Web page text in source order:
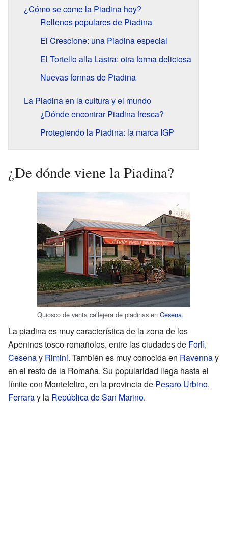
¿Cómo se come la Piadina hoy?
Rellenos populares de Piadina
El Crescione: una Piadina especial
El Tortello alla Lastra: otra forma deliciosa
Nuevas formas de Piadina
La Piadina en la cultura y el mundo
¿Dónde encontrar Piadina fresca?
Protegiendo la Piadina: la marca IGP
¿De dónde viene la Piadina?
Quiosco de venta callejera de piadinas en Cesena.
La piadina es muy característica de la zona de los
Apeninos tosco-romañolos, entre las ciudades de Forlì,
Cesenay Rimini. También es muy conocida en Ravennay
en el resto de la Romaña. Su popularidad llega hasta el
límite con Montefeltro, en la provincia de Pesaro Urbino,
Ferraray la República de San Marino.